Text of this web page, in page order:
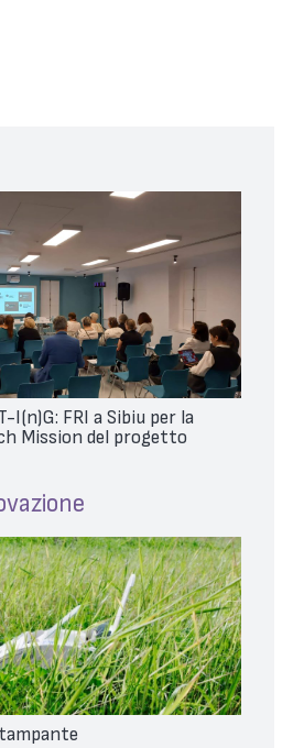
I(n)G: FRI a Sibiu per la
Mission del progetto